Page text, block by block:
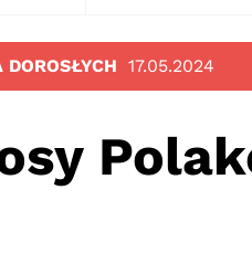
17.05.2024